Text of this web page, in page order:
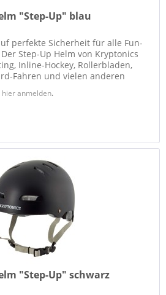
"Step-Up" blau
perfekte Sicherheit für alle Fun-
Step-Up Helm von Kryptonics
Inline-Hockey, Rollerbladen,
Fahren und vielen anderen
hier anmelden.
"Step-Up" schwarz